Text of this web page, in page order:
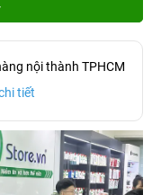
nội thành TPHCM
tiết